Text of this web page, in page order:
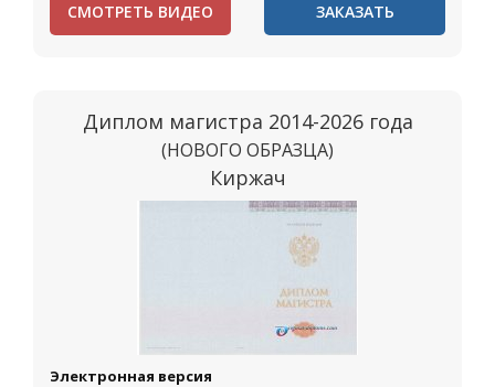
СМОТРЕТЬ ВИДЕО ЗАКАЗАТЬ
Диплом магистра 2014-2026 года
(НОВОГО ОБРАЗЦА)
Киржач
Электронная версия